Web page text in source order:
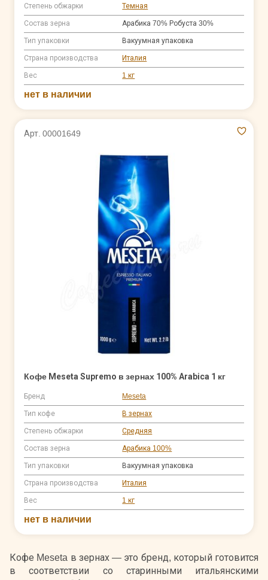
Кофе Meseta в зернах — это бренд, который готовится
в соответствии со старинными итальянскими
Степень обжарки Темная
Состав зерна Арабика 70% Робуста 30%
Тип упаковки Вакуумная упаковка
Страна производства Италия
Вес 1 кг
нет в наличии
Арт. 00001649
Кофе Meseta Supremo в зернах 100% Arabica 1 кг
Бренд Meseta
Тип кофе В зернах
Степень обжарки Средняя
Состав зерна Арабика 100%
Тип упаковки Вакуумная упаковка
Страна производства Италия
Вес 1 кг
нет в наличии